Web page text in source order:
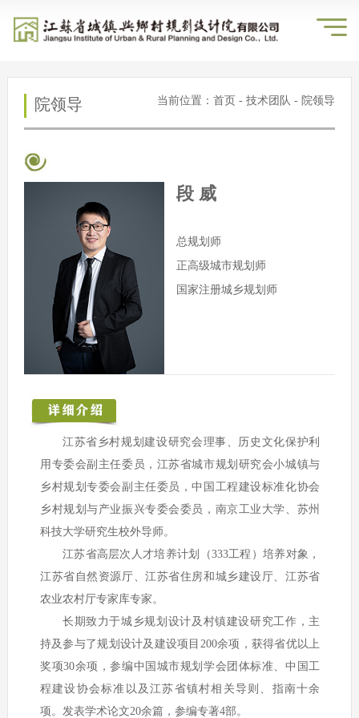
院领导 当前位置：首页 -技术团队 - 院领导
段 威
总规划师
正高级城市规划师
国家注册城乡规划师
江苏省乡村规划建设研究会理事、历史文化保护利
用专委会副主任委员，江苏省城市规划研究会小城镇与
乡村规划专委会副主任委员，中国工程建设标准化协会
乡村规划与产业振兴专委会委员，南京工业大学、苏州
科技大学研究生校外导师。
江苏省高层次人才培养计划（333工程）培养对象，
江苏省自然资源厅、江苏省住房和城乡建设厅、江苏省
农业农村厅专家库专家。
长期致力于城乡规划设计及村镇建设研究工作，主
持及参与了规划设计及建设项目200余项，获得省优以上
奖项30余项，参编中国城市规划学会团体标准、中国工
程建设协会标准以及江苏省镇村相关导则、指南十余
项。发表学术论文20余篇，参编专著4部。